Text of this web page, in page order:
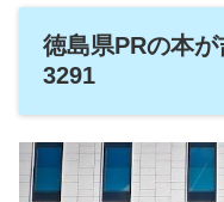
徳島県PRの本
3291